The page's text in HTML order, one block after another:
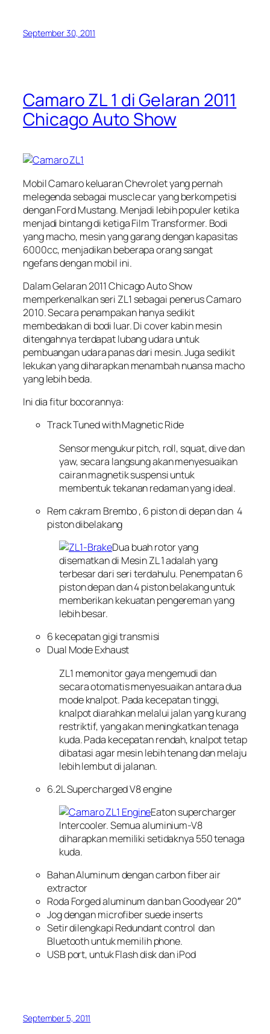
September 30, 2011
Camaro ZL 1 di Gelaran 2011
Chicago Auto Show
Mobil Camaro keluaran Chevrolet yang pernah
melegenda sebagai muscle car yang berkompetisi
dengan Ford Mustang. Menjadi lebih populer ketika
menjadi bintang di ketiga Film Transformer. Bodi
yang macho, mesin yang garang dengan kapasitas
6000cc, menjadikan beberapa orang sangat
ngefans dengan mobil ini.
Dalam Gelaran 2011 Chicago Auto Show
memperkenalkan seri ZL1 sebagai penerus Camaro
2010. Secara penampakan hanya sedikit
membedakan di bodi luar. Di cover kabin mesin
ditengahnya terdapat lubang udara untuk
pembuangan udara panas dari mesin. Juga sedikit
lekukan yang diharapkan menambah nuansa macho
yang lebih beda.
Ini dia fitur bocorannya:
Track Tuned with Magnetic Ride
Sensor mengukur pitch, roll, squat, dive dan
yaw, secara langsung akan menyesuaikan
cairan magnetik suspensi untuk
membentuk tekanan redaman yang ideal.
Rem cakram Brembo , 6 piston di depan dan 4
piston dibelakang
Dua buah rotor yang
disematkan di Mesin ZL 1 adalah yang
terbesar dari seri terdahulu. Penempatan 6
piston depan dan 4 piston belakang untuk
memberikan kekuatan pengereman yang
lebih besar.
6 kecepatan gigi transmisi
Dual Mode Exhaust
ZL1 memonitor gaya mengemudi dan
secara otomatis menyesuaikan antara dua
mode knalpot. Pada kecepatan tinggi,
knalpot diarahkan melalui jalan yang kurang
restriktif, yang akan meningkatkan tenaga
kuda. Pada kecepatan rendah, knalpot tetap
dibatasi agar mesin lebih tenang dan melaju
lebih lembut di jalanan.
6.2L Supercharged V8 engine
Eaton supercharger
Intercooler. Semua aluminium-V8
diharapkan memiliki setidaknya 550 tenaga
kuda.
Bahan Aluminum dengan carbon fiber air
extractor
Roda Forged aluminum dan ban Goodyear 20″
Jog dengan microfiber suede inserts
Setir dilengkapi Redundant control dan
Bluetooth untuk memilih phone.
USB port, untuk Flash disk dan iPod
September 5, 2011